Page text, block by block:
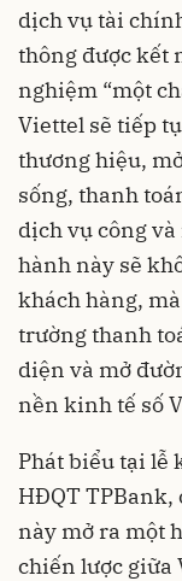
dịch vụ tài
thông được kết
nghiệm “một
Viettel sẽ tiếp
thương hiệu,
sống, thanh
dịch vụ công
hành này sẽ
khách hàng,
trường thanh
diện và mở
nền kinh tế số
Phát biểu tại lễ
HĐQT TPBank,
này mở ra một
chiến lược giữa